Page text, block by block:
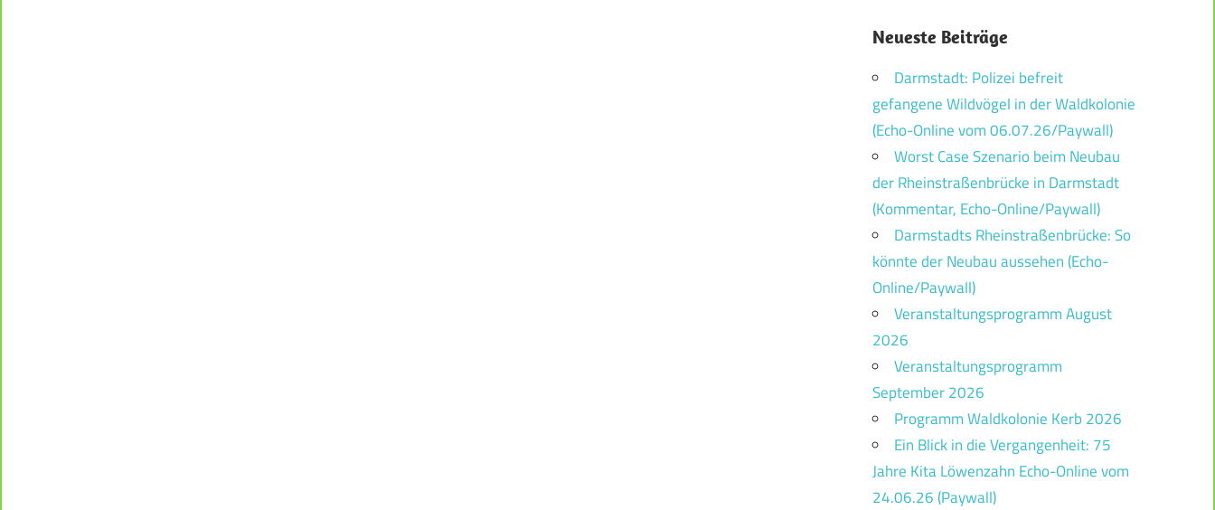
Neueste Beiträge
Darmstadt: Polizei befreit
gefangene Wildvögel in der Waldkolonie
(Echo-Online vom 06.07.26/Paywall)
Worst Case Szenario beim Neubau
der Rheinstraßenbrücke in Darmstadt
(Kommentar, Echo-Online/Paywall)
Darmstadts Rheinstraßenbrücke: So
könnte der Neubau aussehen (Echo-
Online/Paywall)
Veranstaltungsprogramm August
2026
Veranstaltungsprogramm
September 2026
Programm Waldkolonie Kerb 2026
Ein Blick in die Vergangenheit: 75
Jahre Kita Löwenzahn Echo-Online vom
24.06.26 (Paywall)